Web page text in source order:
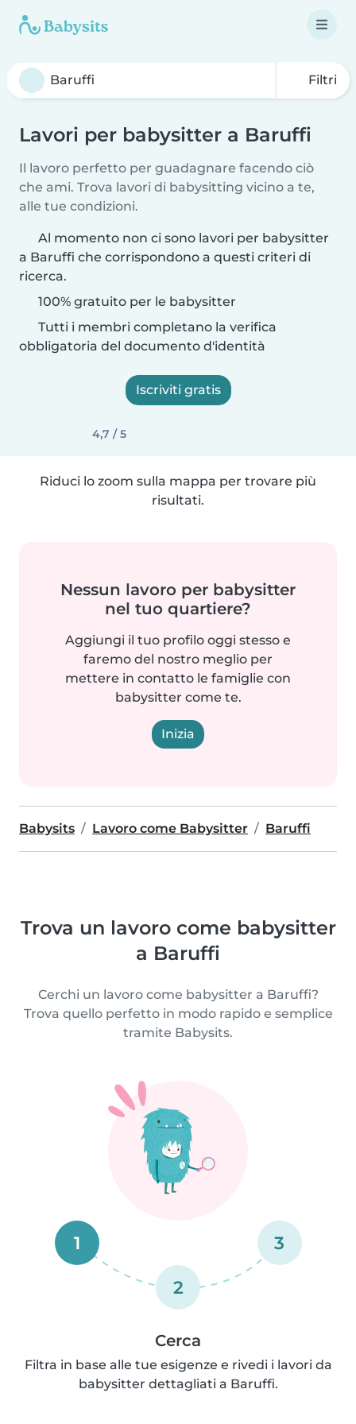
Filtri
Lavori per babysitter a Baruffi
Il lavoro perfetto per guadagnare facendo ciò
che ami. Trova lavori di babysitting vicino a te,
alle tue condizioni.
Al momento non ci sono lavori per babysitter
a Baruffi che corrispondono a questi criteri di
ricerca.
100% gratuito per le babysitter
Tutti i membri completano la verifica
obbligatoria del documento d'identità
Iscriviti gratis
4,7 / 5
Riduci lo zoom sulla mappa per trovare più
risultati.
Nessun lavoro per babysitter
nel tuo quartiere?
Aggiungi il tuo profilo oggi stesso e
faremo del nostro meglio per
mettere in contatto le famiglie con
babysitter come te.
Inizia
Babysits Lavoro come Babysitter Baruffi
Trova un lavoro come babysitter
a Baruffi
Cerchi un lavoro come babysitter a Baruffi?
Trova quello perfetto in modo rapido e semplice
tramite Babysits.
1
2
3
Cerca
Filtra in base alle tue esigenze e rivedi i lavori da
babysitter dettagliati a Baruffi.